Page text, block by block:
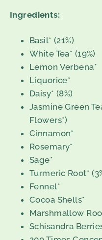
Ingredients:
Basil* (21%)
White Tea* (19%)
Lemon Verbena*
Liquorice*
Daisy* (8%)
Jasmine Green
Flowers*)
Cinnamon*
Rosemary*
Sage*
Turmeric Root*
Fennel*
Cocoa Shells*
Marshmallow
Schisandra